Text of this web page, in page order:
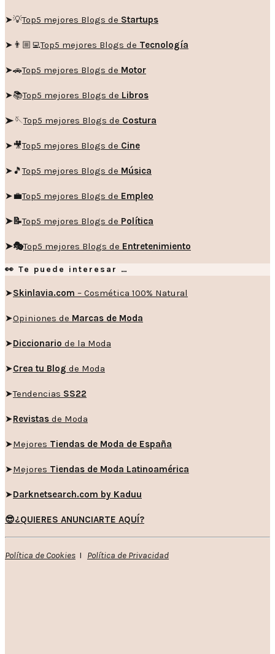
➤💡Top5 mejores Blogs de Startups
➤👨🏼‍💻Top5 mejores Blogs de Tecnología
➤🚗Top5 mejores Blogs de Motor
➤📚Top5 mejores Blogs de Libros
➤🪡Top5 mejores Blogs de Costura
➤🎥Top5 mejores Blogs de Cine
➤🎵Top5 mejores Blogs de Música
➤💼Top5 mejores Blogs de Empleo
➤📝Top5 mejores Blogs de Política
➤🎭Top5 mejores Blogs de Entretenimiento
👀 Te puede interesar …
➤Skinlavia.com – Cosmética 100% Natural
➤Opiniones de Marcas de Moda
➤Diccionario de la Moda
➤Crea tu Blog de Moda
➤Tendencias SS22
➤Revistas de Moda
➤Mejores Tiendas de Moda de España
➤Mejores Tiendas de Moda Latinoamérica
➤Darknetsearch.com by Kaduu
😎¿QUIERES ANUNCIARTE AQUÍ?
Política de Cookies I Política de Privacidad